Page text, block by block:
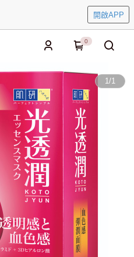
開啟APP
0
1/1